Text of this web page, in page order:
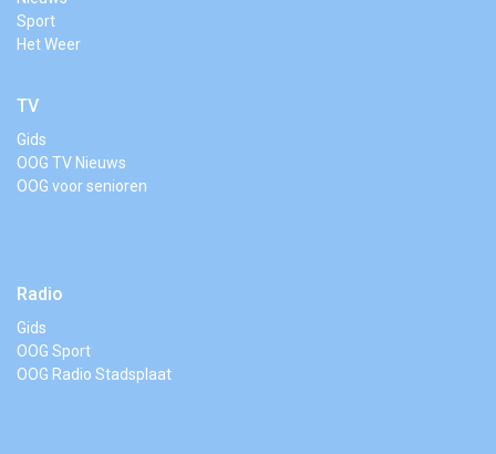
Sport
Het Weer
TV
Gids
OOG TV Nieuws
OOG voor senioren
Radio
Gids
OOG Sport
OOG Radio Stadsplaat